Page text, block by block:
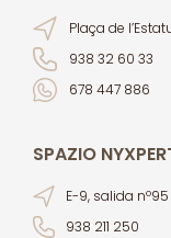
Plaça de
938 32 60 33
678 447 886
SPAZIO
E-9, salida
938 211 250